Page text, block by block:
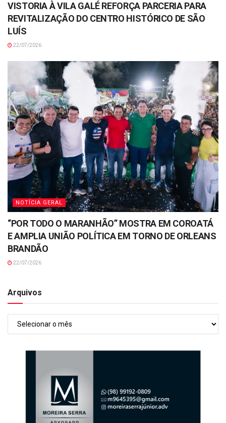
VISTORIA À VILA GALÉ REFORÇA PARCERIA PARA
REVITALIZAÇÃO DO CENTRO HISTÓRICO DE SÃO
LUÍS
22/07/2026
NOTÍCIA GERAL
“POR TODO O MARANHÃO” MOSTRA EM COROATÁ
E AMPLIA UNIÃO POLÍTICA EM TORNO DE ORLEANS
BRANDÃO
22/07/2026
Arquivos
Arquivos